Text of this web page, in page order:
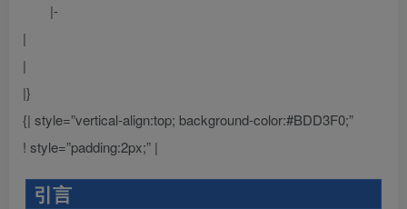
|-
|
|
|}
{| style=”vertical-align:top; background-color:#BDD3F0;”
! style=”padding:2px;” |
引言